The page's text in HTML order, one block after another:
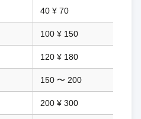
40 ¥ 70
100 ¥ 150
120 ¥ 180
150 〜 200
200 ¥ 300